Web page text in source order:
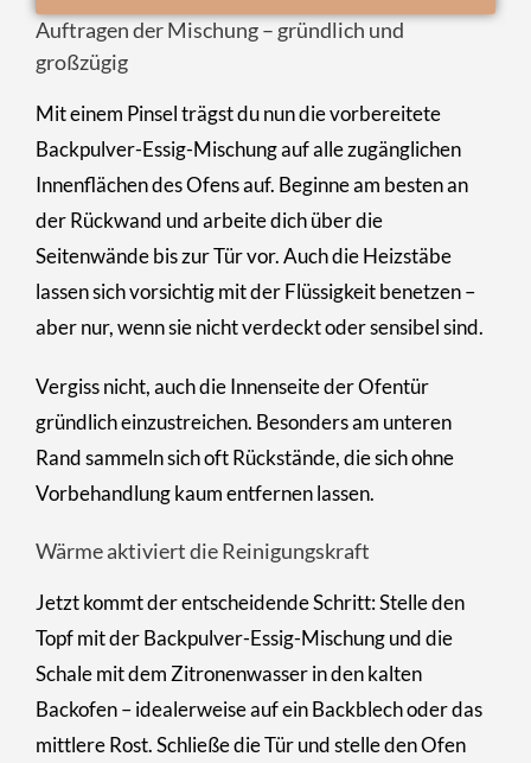
Auftragen der Mischung – gründlich und
großzügig
Mit einem Pinsel trägst du nun die vorbereitete
Backpulver-Essig-Mischung auf alle zugänglichen
Innenflächen des Ofens auf. Beginne am besten an
der Rückwand und arbeite dich über die
Seitenwände bis zur Tür vor. Auch die Heizstäbe
lassen sich vorsichtig mit der Flüssigkeit benetzen –
aber nur, wenn sie nicht verdeckt oder sensibel sind.
Vergiss nicht, auch die Innenseite der Ofentür
gründlich einzustreichen. Besonders am unteren
Rand sammeln sich oft Rückstände, die sich ohne
Vorbehandlung kaum entfernen lassen.
Wärme aktiviert die Reinigungskraft
Jetzt kommt der entscheidende Schritt: Stelle den
Topf mit der Backpulver-Essig-Mischung und die
Schale mit dem Zitronenwasser in den kalten
Backofen – idealerweise auf ein Backblech oder das
mittlere Rost. Schließe die Tür und stelle den Ofen